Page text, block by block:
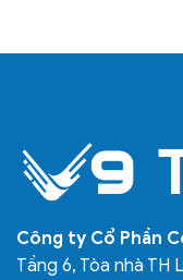
Công ty Cổ Phần
Tầng 6, Tòa nhà TH